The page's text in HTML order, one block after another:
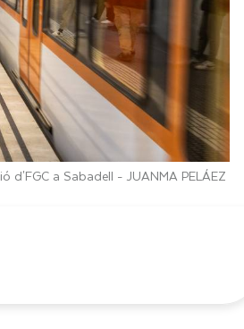
d'FGC a Sabadell - JUANMA PELÁEZ